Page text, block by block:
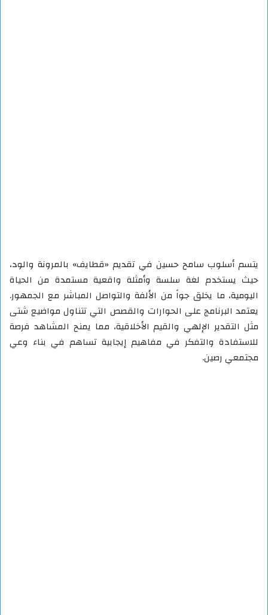
يتسم أسلوب سامح حسين في تقديم «قطايف» بالمرونة والود،
حيث يستخدم لغة سلسة وأمثلة واقعية مستمدة من الحياة
اليومية، ما يخلق جواً من الألفة والتواصل المباشر مع الجمهور.
يعتمد البرنامج على الحوارات والقصص التي تتناول مواضيع شتى
مثل التقدير الإلهي والقيم الأخلاقية، مما يمنح المشاهد فرصة
للاستفادة والتفكر في مفاهيم إيجابية تساهم في بناء وعي
مجتمعي رصين.